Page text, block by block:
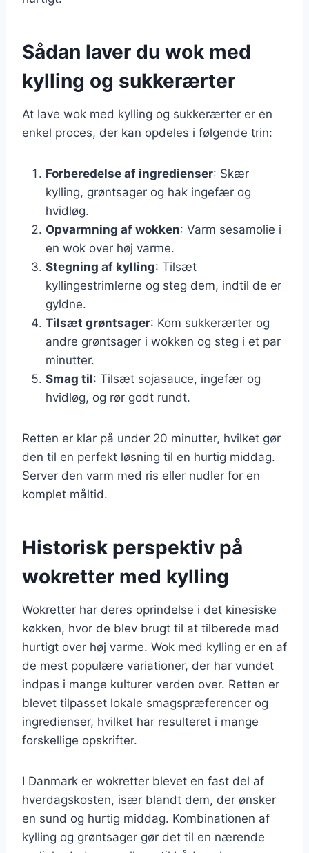
Sådan laver du wok med
kylling og sukkerærter
At lave wok med kylling og sukkerærter er en
enkel proces, der kan opdeles i følgende trin:
Forberedelse af ingredienser: Skær
kylling, grøntsager og hak ingefær og
hvidløg.
Opvarmning af wokken: Varm sesamolie i
en wok over høj varme.
Stegning af kylling: Tilsæt
kyllingestrimlerne og steg dem, indtil de er
gyldne.
Tilsæt grøntsager: Kom sukkerærter og
andre grøntsager i wokken og steg i et par
minutter.
Smag til: Tilsæt sojasauce, ingefær og
hvidløg, og rør godt rundt.
Retten er klar på under 20 minutter, hvilket gør
den til en perfekt løsning til en hurtig middag.
Server den varm med ris eller nudler for en
komplet måltid.
Historisk perspektiv på
wokretter med kylling
Wokretter har deres oprindelse i det kinesiske
køkken, hvor de blev brugt til at tilberede mad
hurtigt over høj varme. Wok med kylling er en af
de mest populære variationer, der har vundet
indpas i mange kulturer verden over. Retten er
blevet tilpasset lokale smagspræferencer og
ingredienser, hvilket har resulteret i mange
forskellige opskrifter.
I Danmark er wokretter blevet en fast del af
hverdagskosten, især blandt dem, der ønsker
en sund og hurtig middag. Kombinationen af
kylling og grøntsager gør det til en nærende